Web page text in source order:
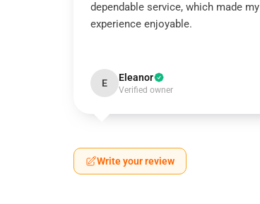
dependable service, which made my
experience enjoyable.
E Eleanor
Verified owner
Write your review